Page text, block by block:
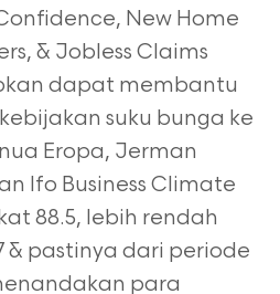
New Home
& Jobless Claims
dapat membantu
suku bunga ke
Eropa, Jerman
Ifo Business Climate
88.5, lebih rendah
& pastinya dari periode
para